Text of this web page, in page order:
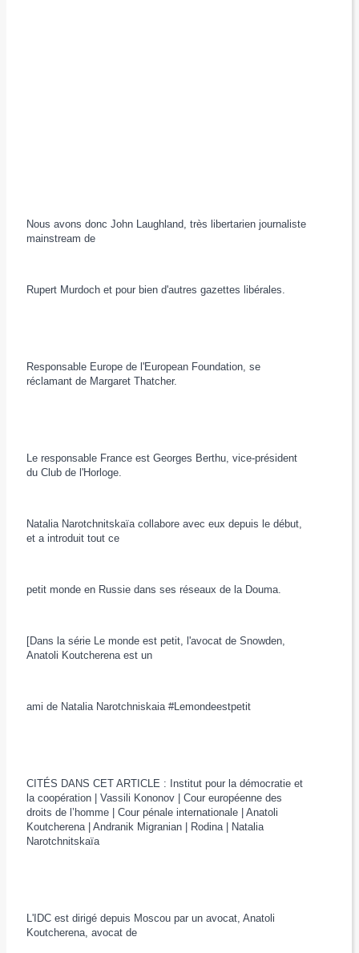
Nous avons donc John Laughland, très libertarien journaliste
mainstream de
Rupert Murdoch et pour bien d'autres gazettes libérales.
Responsable Europe de l'European Foundation, se
réclamant de Margaret Thatcher.
Le responsable France est Georges Berthu, vice-président
du Club de l'Horloge.
Natalia Narotchnitskaïa collabore avec eux depuis le début,
et a introduit tout ce
petit monde en Russie dans ses réseaux de la Douma.
[Dans la série Le monde est petit, l'avocat de Snowden,
Anatoli Koutcherena est un
ami de Natalia Narotchniskaia ‪#‎Lemondeestpetit‬
CITÉS DANS CET ARTICLE : Institut pour la démocratie et
la coopération | Vassili Kononov | Cour européenne des
droits de l’homme | Cour pénale internationale | Anatoli
Koutcherena | Andranik Migranian | Rodina | Natalia
Narotchnitskaïa
L'IDC est dirigé depuis Moscou par un avocat, Anatoli
Koutcherena, avocat de